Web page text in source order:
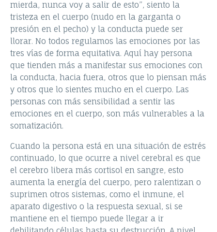
mierda, nunca voy a salir de esto”, siento la
tristeza en el cuerpo (nudo en la garganta o
presión en el pecho) y la conducta puede ser
llorar. No todos regulamos las emociones por las
tres vías de forma equitativa. Aquí hay persona
que tienden más a manifestar sus emociones con
la conducta, hacia fuera, otros que lo piensan más
y otros que lo sientes mucho en el cuerpo. Las
personas con más sensibilidad a sentir las
emociones en el cuerpo, son más vulnerables a la
somatización.
Cuando la persona está en una situación de estrés
continuado, lo que ocurre a nivel cerebral es que
el cerebro libera más cortisol en sangre, esto
aumenta la energía del cuerpo, pero ralentizan o
suprimen otros sistemas, como el inmune, el
aparato digestivo o la respuesta sexual, si se
mantiene en el tiempo puede llegar a ir